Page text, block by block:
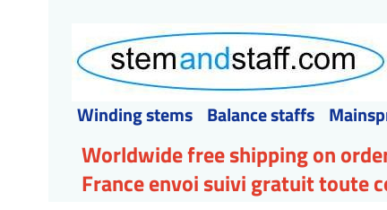
Winding stems Balance staffs
Worldwide free shipping on
France envoi suivi gratuit toute